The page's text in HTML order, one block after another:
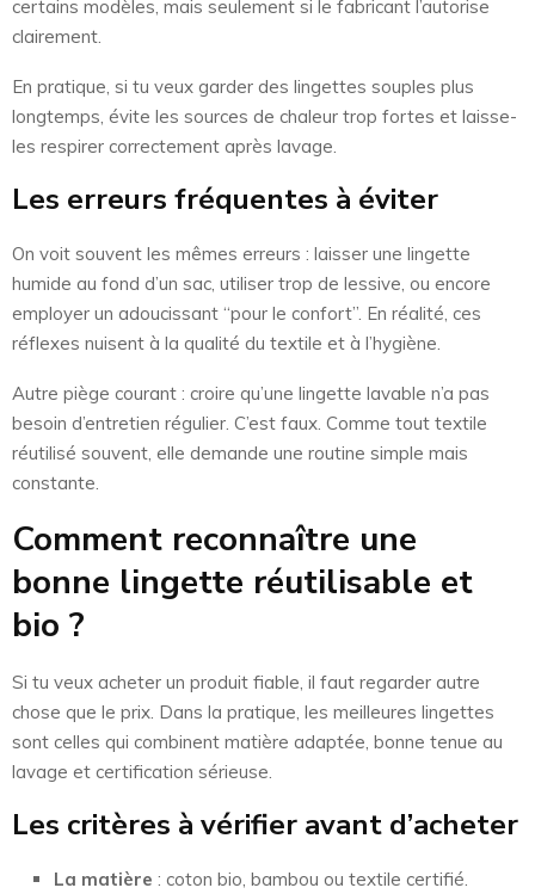
certains modèles, mais seulement si le fabricant l’autorise
clairement.
En pratique, si tu veux garder des lingettes souples plus
longtemps, évite les sources de chaleur trop fortes et laisse-
les respirer correctement après lavage.
Les erreurs fréquentes à éviter
On voit souvent les mêmes erreurs : laisser une lingette
humide au fond d’un sac, utiliser trop de lessive, ou encore
employer un adoucissant “pour le confort”. En réalité, ces
réflexes nuisent à la qualité du textile et à l’hygiène.
Autre piège courant : croire qu’une lingette lavable n’a pas
besoin d’entretien régulier. C’est faux. Comme tout textile
réutilisé souvent, elle demande une routine simple mais
constante.
Comment reconnaître une
bonne lingette réutilisable et
bio ?
Si tu veux acheter un produit fiable, il faut regarder autre
chose que le prix. Dans la pratique, les meilleures lingettes
sont celles qui combinent matière adaptée, bonne tenue au
lavage et certification sérieuse.
Les critères à vérifier avant d’acheter
La matière : coton bio, bambou ou textile certifié.